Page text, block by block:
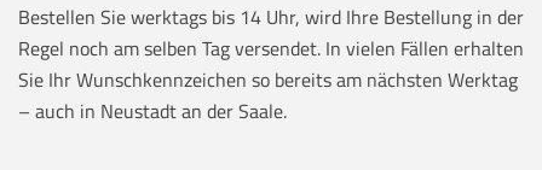
Bestellen Sie werktags bis 14 Uhr, wird Ihre Bestellung in der
Regel noch am selben Tag versendet. In vielen Fällen erhalten
Sie Ihr Wunschkennzeichen so bereits am nächsten Werktag
– auch in Neustadt an der Saale.